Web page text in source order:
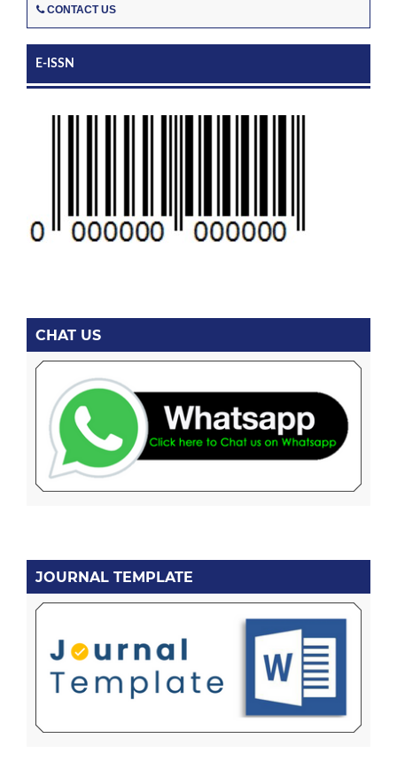
CONTACT US
E-ISSN
CHAT US
JOURNAL TEMPLATE